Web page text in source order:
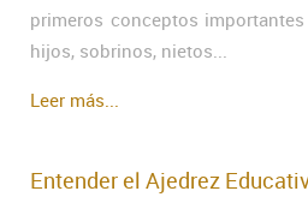
primeros conceptos
hijos, sobrinos, nietos...
Leer más...
Entender el Ajedrez